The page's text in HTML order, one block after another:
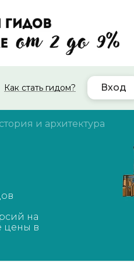
Как стать гидом? Вход
и архитектура
на
цены в